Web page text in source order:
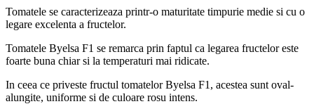
Tomatele se caracterizeaza printr-o maturitate timpurie medie si cu o
legare excelenta a fructelor.
Tomatele Byelsa F1 se remarca prin faptul ca legarea fructelor este
foarte buna chiar si la temperaturi mai ridicate.
In ceea ce priveste fructul tomatelor Byelsa F1, acestea sunt oval-
alungite, uniforme si de culoare rosu intens.